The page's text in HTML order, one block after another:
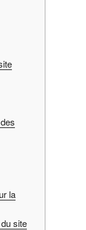
la
site